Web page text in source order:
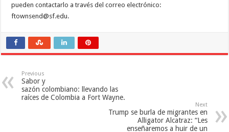
pueden contactarlo a través del correo electrónico:
ftownsend@sf.edu.
Previous
Sabor y
sazón colombiano: llevando las
raíces de Colombia a Fort Wayne.
Next
Trump se burla de migrantes en
Alligator Alcatraz: “Les
enseñaremos a huir de un